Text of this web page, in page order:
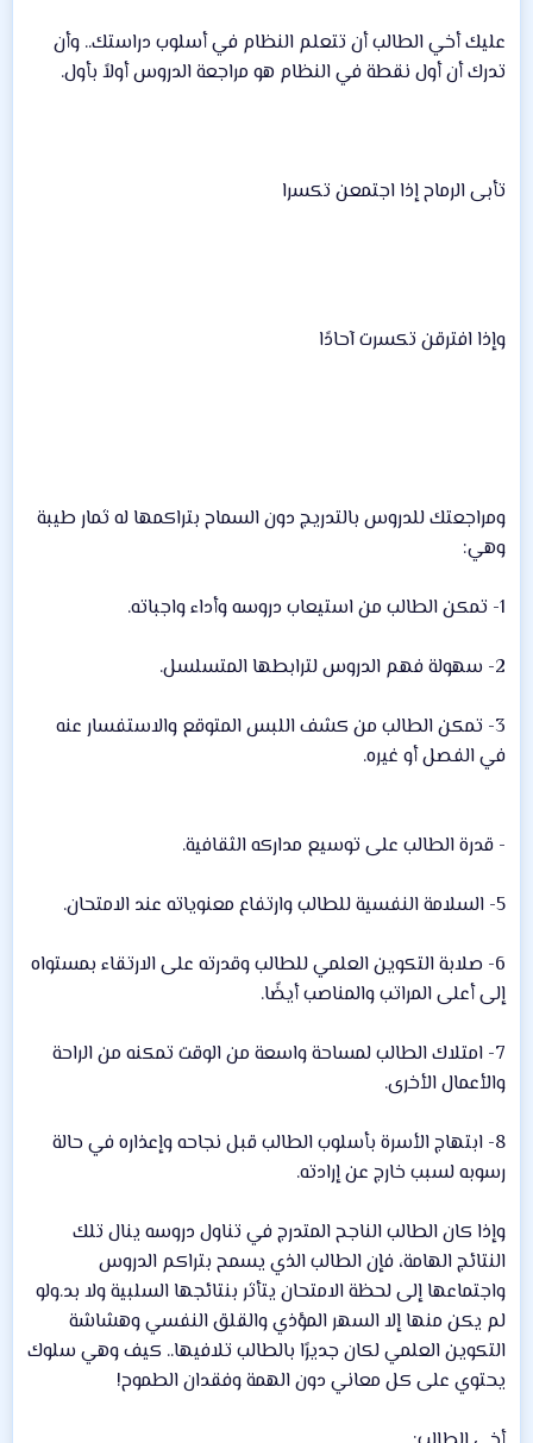
عليك أخي الطالب أن تتعلم النظام في أسلوب دراستك.. وأن
تدرك أن أول نقطة في النظام هو مراجعة الدروس أولاً بأول.
تأبى الرماح إذا اجتمعن تكسرا
وإذا افترقن تكسرت آحادًا
ومراجعتك للدروس بالتدريج دون السماح بتراكمها له ثمار طيبة
وهي:
1- تمكن الطالب من استيعاب دروسه وأداء واجباته.
2- سهولة فهم الدروس لترابطها المتسلسل.
3- تمكن الطالب من كشف اللبس المتوقع والاستفسار عنه
في الفصل أو غيره.
- قدرة الطالب على توسيع مداركه الثقافية.
5- السلامة النفسية للطالب وارتفاع معنوياته عند الامتحان.
6- صلابة التكوين العلمي للطالب وقدرته على الارتقاء بمستواه
إلى أعلى المراتب والمناصب أيضًا.
7- امتلاك الطالب لمساحة واسعة من الوقت تمكنه من الراحة
والأعمال الأخرى.
8- ابتهاج الأسرة بأسلوب الطالب قبل نجاحه وإعذاره في حالة
رسوبه لسبب خارج عن إرادته.
وإذا كان الطالب الناجح المتدرج في تناول دروسه ينال تلك
النتائج الهامة، فإن الطالب الذي يسمح بتراكم الدروس
واجتماعها إلى لحظة الامتحان يتأثر بنتائجها السلبية ولا بد.ولو
لم يكن منها إلا السهر المؤذي والقلق النفسي وهشاشة
التكوين العلمي لكان جديرًا بالطالب تلافيها.. كيف وهي سلوك
يحتوي على كل معاني دون الهمة وفقدان الطموح!